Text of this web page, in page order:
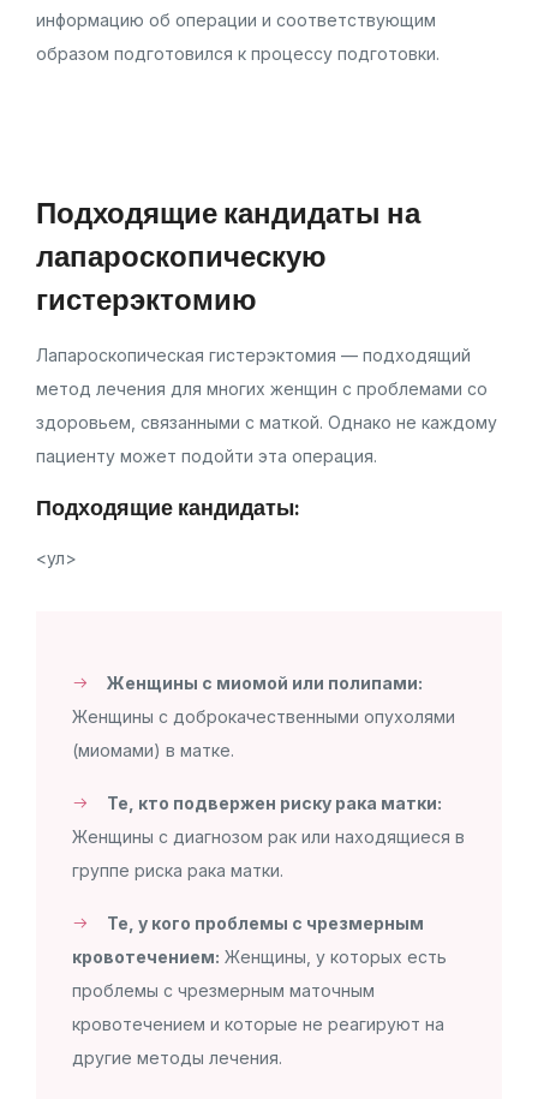
информацию об операции и соответствующим
образом подготовился к процессу подготовки.
Подходящие кандидаты на
лапароскопическую
гистерэктомию
Лапароскопическая гистерэктомия — подходящий
метод лечения для многих женщин с проблемами со
здоровьем, связанными с маткой. Однако не каждому
пациенту может подойти эта операция.
Подходящие кандидаты:
<ул>
Женщины с миомой или полипами:
Женщины с доброкачественными опухолями
(миомами) в матке.
Те, кто подвержен риску рака матки:
Женщины с диагнозом рак или находящиеся в
группе риска рака матки.
Те, у кого проблемы с чрезмерным
кровотечением: Женщины, у которых есть
проблемы с чрезмерным маточным
кровотечением и которые не реагируют на
другие методы лечения.